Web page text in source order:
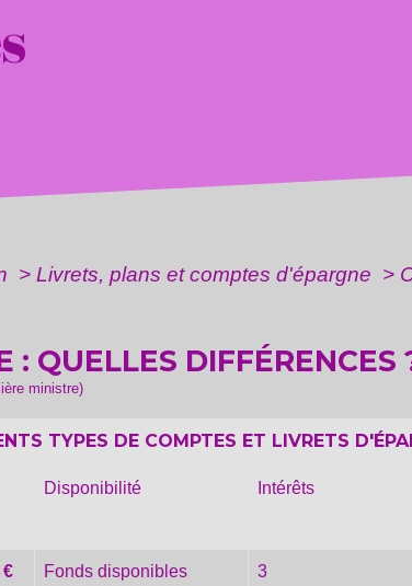
> Livrets, plans et comptes d'épargne >
: QUELLES DIFFÉRENCES
ministre)
TYPES DE COMPTES ET LIVRETS
Disponibilité Intérêts
€ Fonds disponibles 3